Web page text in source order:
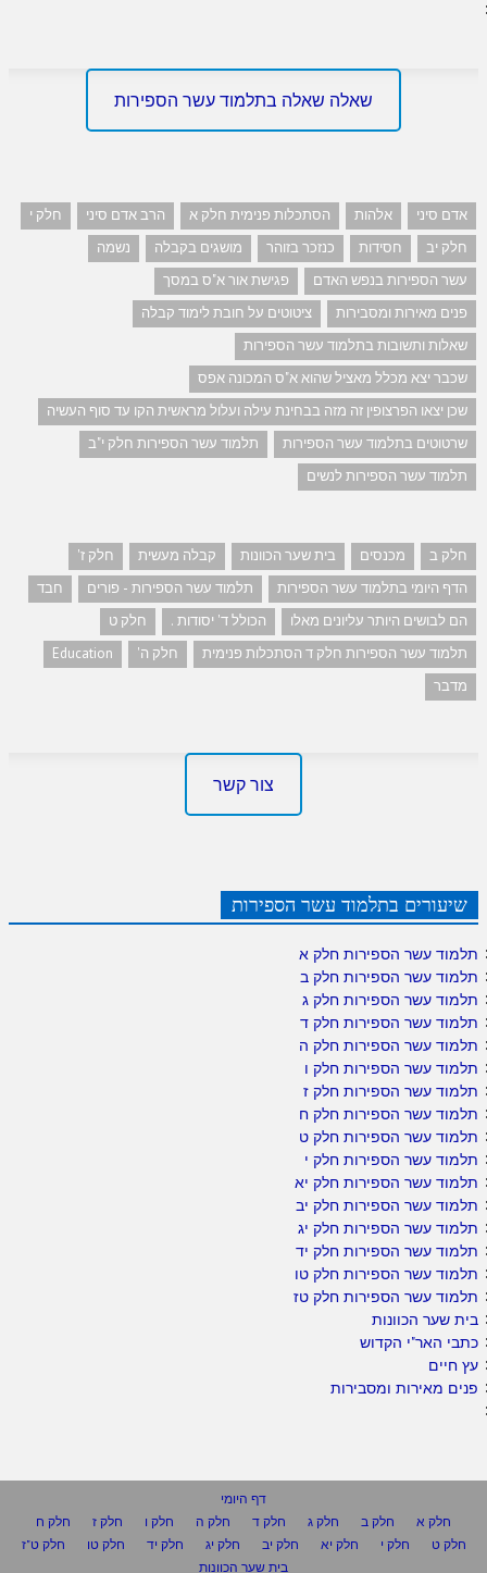
שאלה שאלה בתלמוד עשר הספירות
אדם סיני אלהות הסתכלות פנימית חלק א הרב אדם סיני
חלק י
חלק יב
חסידות כנזכר בזוהר מושגים בקבלה
נשמה
עשר הספירות בנפש האדם
פגישת אור א"ס במסך
פנים מאירות ומסבירות
ציטוטים על חובת לימוד קבלה
שאלות ותשובות בתלמוד עשר הספירות
שכבר יצא מכלל מאציל שהוא א"ס המכונה אפס
שכן יצאו הפרצופין זה מזה בבחינת עילה ועלול מראשית הקו עד סוף העשיה
שרטוטים בתלמוד עשר הספירות
תלמוד עשר הספירות חלק י"ב
תלמוד עשר הספירות לנשים
חלק ב מכנסים בית שער הכוונות קבלה מעשית
חלק ז'
הדף היומי בתלמוד עשר הספירות
תלמוד עשר הספירות - פורים
חבד
הם לבושים היותר עליונים מאלו
הכולל ד' יסודות .
חלק ט
תלמוד עשר הספירות חלק ד הסתכלות פנימית
חלק ה'
Education
מדבר
צור קשר
שיעורים בתלמוד עשר הספירות
תלמוד עשר הספירות חלק א
תלמוד עשר הספירות חלק ב
תלמוד עשר הספירות חלק ג
תלמוד עשר הספירות חלק ד
תלמוד עשר הספירות חלק ה
תלמוד עשר הספירות חלק ו
תלמוד עשר הספירות חלק ז
תלמוד עשר הספירות חלק ח
תלמוד עשר הספירות חלק ט
תלמוד עשר הספירות חלק י
תלמוד עשר הספירות חלק יא
תלמוד עשר הספירות חלק יב
תלמוד עשר הספירות חלק יג
תלמוד עשר הספירות חלק יד
תלמוד עשר הספירות חלק טו
תלמוד עשר הספירות חלק טז
בית שער הכוונות
כתבי האר"י הקדוש
עץ חיים
פנים מאירות ומסבירות
דף היומי
חלק א
חלק ב חלק ג חלק ד חלק ה חלק ו חלק ז
חלק ח
חלק ט
חלק י חלק יא חלק יב חלק יג חלק יד חלק טו
חלק ט"ז
בית שער הכוונות